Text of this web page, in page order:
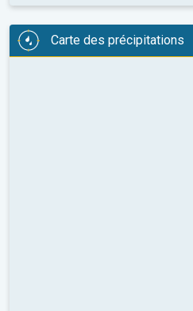
Carte des précipitations